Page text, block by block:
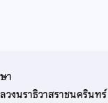
า
งนราธิวาสราชนครินทร์